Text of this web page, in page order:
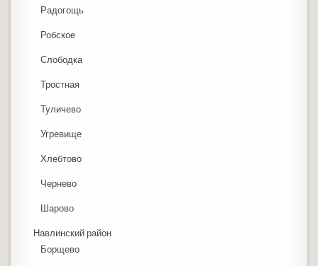
Радогощь
Робское
Слободка
Тростная
Туличево
Угревище
Хлебтово
Чернево
Шарово
Навлинский район
Борщево